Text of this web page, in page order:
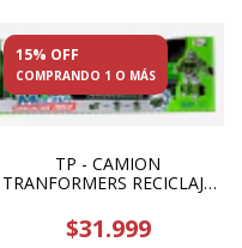
15% OFF
COMPRANDO 1 O MÁS
TP - CAMION
TRANFORMERS RECICLAJE
$31.999